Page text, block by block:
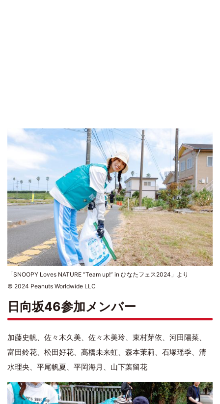
「SNOOPY Loves NATURE “Team up!” in ひなたフェス2024」より
© 2024 Peanuts Worldwide LLC
日向坂46参加メンバー
加藤史帆、佐々木久美、佐々木美玲、東村芽依、河田陽菜、
富田鈴花、松田好花、髙橋未来虹、森本茉莉、石塚瑶季、清
水理央、平尾帆夏、平岡海月、山下葉留花